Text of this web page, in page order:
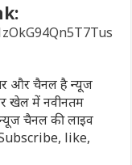
और चैनल है न्यूज
खेल में नवीनतम
चैनल की लाइव
like,